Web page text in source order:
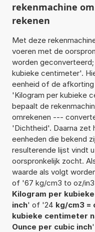
rekenmachine
rekenen
Met deze
voeren met de
worden
kubieke centimeter'.
eenheid of de
'Kilogram per kubieke
bepaalt de
omrekenen ---
'Dichtheid'. Daarna zet
eenheden die bekend
resulterende lijst vindt
oorspronkelijk zocht.
waarde als volgt
of '67 kg/cm3 to oz/
Kilogram per
inch' of '24 kg/cm3 =
kubieke centimeter
Ounce per cubic inch'